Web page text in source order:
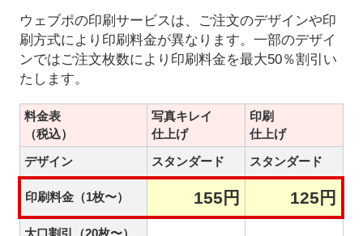
ウェブポの印刷サービスは、ご注文のデザインや印
刷方式により印刷料金が異なります。一部のデザイ
ンではご注文枚数により印刷料金を最大50％割引い
たします。
料金表
（税込）
写真キレイ
仕上げ
印刷
仕上げ
デザイン
スタンダード スタンダード
印刷料金（1枚〜） 155円 125円
大口割引（20枚〜）